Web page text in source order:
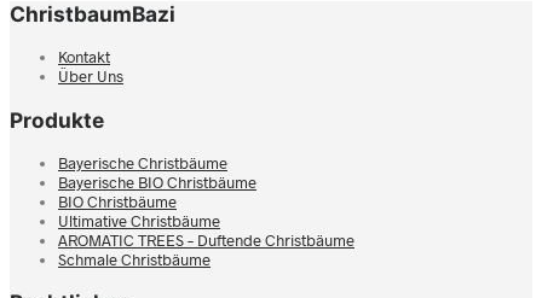
ChristbaumBazi
Kontakt
Über Uns
Produkte
Bayerische Christbäume
Bayerische BIO Christbäume
BIO Christbäume
Ultimative Christbäume
AROMATIC TREES – Duftende Christbäume
Schmale Christbäume